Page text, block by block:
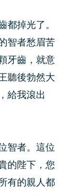
掉光了。
智者愁眉苦
牙齒，就意
聽後勃然大
給我滾出
智者。這位
的陛下，您
有的親人都